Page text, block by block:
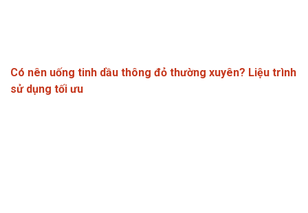
Có nên uống tinh dầu thông đỏ thường xuyên? Liệu trình
sử dụng tối ưu